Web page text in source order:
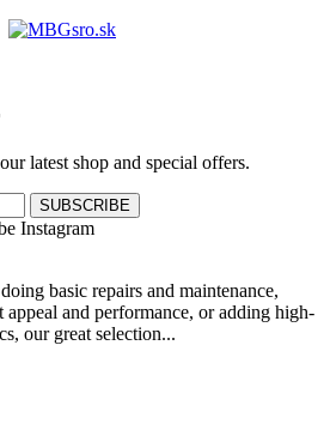
latest shop and special offers.
SUBSCRIBE
Instagram
basic repairs and maintenance,
and performance, or adding high-
our great selection...